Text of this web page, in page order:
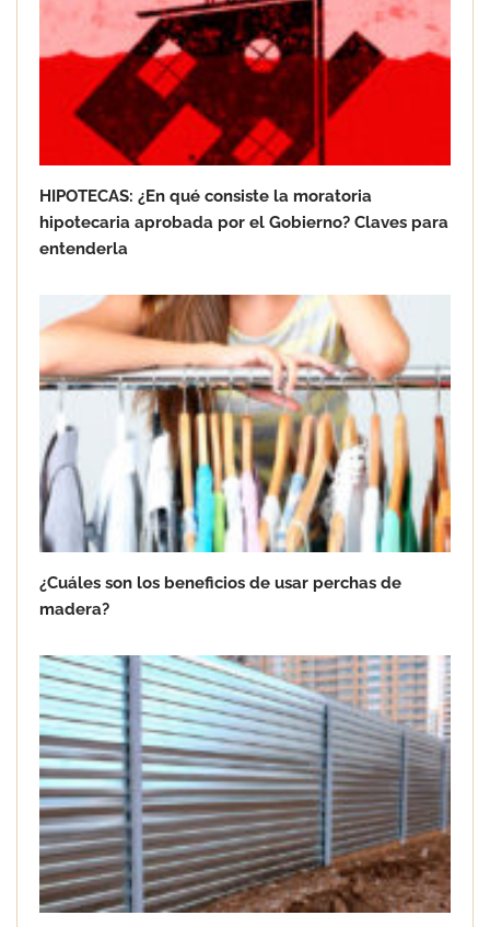
La importancia de la higiene en el
cuidado de los pies: salud, prevención
Lo que hay que saber sobre la
impermeabilización de tejados
HIPOTECAS: ¿En qué consiste la moratoria
hipotecaria aprobada por el Gobierno? Claves para
entenderla
¿Cuáles son los beneficios de usar perchas de
madera?